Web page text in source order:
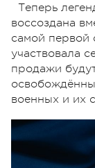
Теперь
воссоздана
самой первой
участвовала
продажи
военных и их